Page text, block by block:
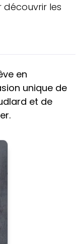
découvrir les
en
unique de
et de